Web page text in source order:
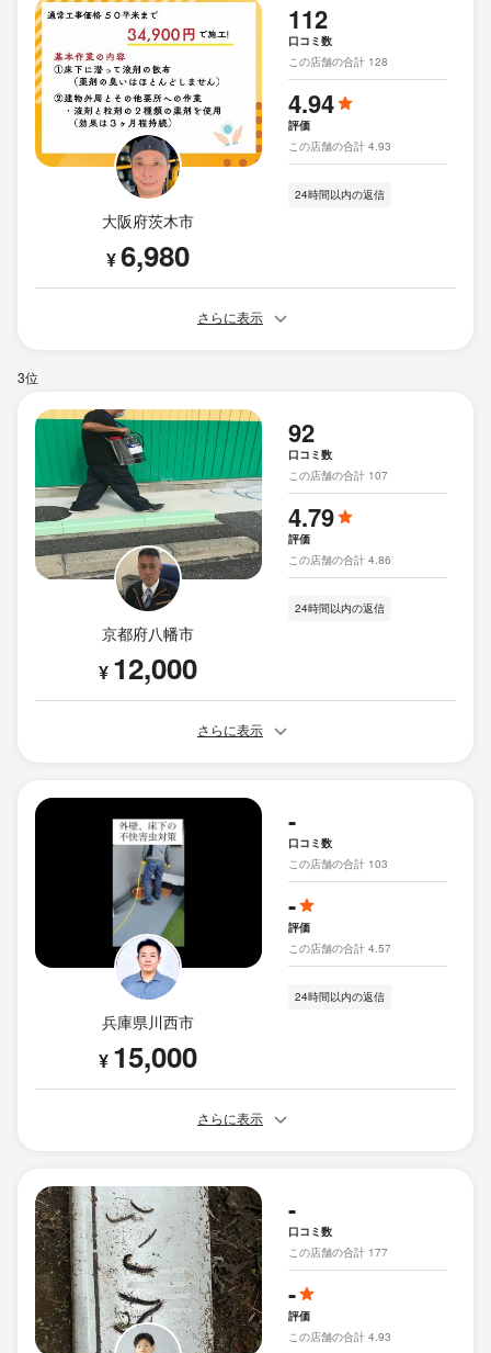
大阪府茨木市
¥6,980
112
口コミ数
この店舗の合計 128
4.94
評価
この店舗の合計 4.93
24時間以内の返信
さらに表示
3位
京都府八幡市
¥ 12,000
92
口コミ数
この店舗の合計 107
4.79
評価
この店舗の合計 4.86
24時間以内の返信
さらに表示
兵庫県川西市
¥ 15,000
-
口コミ数
この店舗の合計 103
-
評価
この店舗の合計 4.57
24時間以内の返信
さらに表示
-
口コミ数
この店舗の合計 177
-
評価
この店舗の合計 4.93